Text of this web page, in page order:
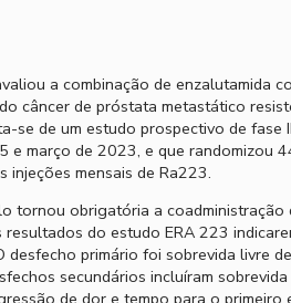
a combinação de enzalutamida
câncer de próstata metastático
se de um estudo prospectivo de fase
e março de 2023, e que randomizou
injeções mensais de Ra223.
tornou obrigatória a
do estudo ERA 223
desfecho primário foi sobrevida livre
secundários incluíram